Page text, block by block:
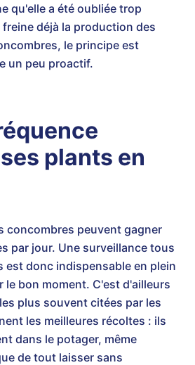
qu'elle a été oubliée trop
déjà la production des
le principe est
un peu proactif.
plants en
concombres peuvent gagner
par jour. Une surveillance tous
est donc indispensable en plein
le bon moment. C'est d'ailleurs
plus souvent citées par les
les meilleures récoltes : ils
dans le potager, même
de tout laisser sans